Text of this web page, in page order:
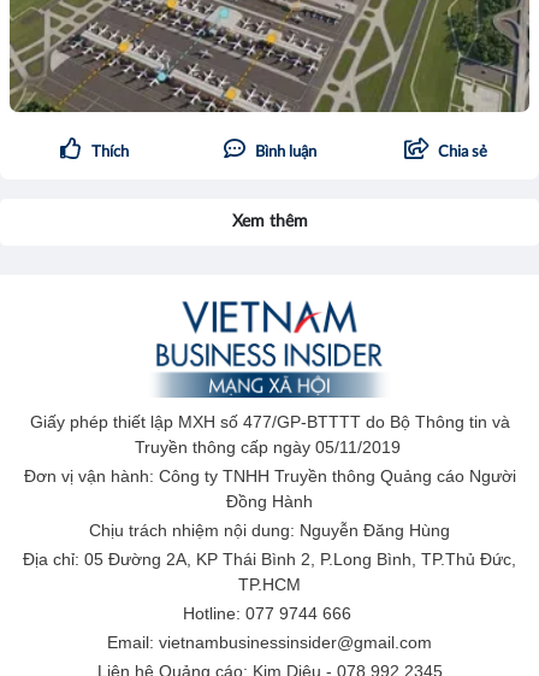
Thích Bình luận Chia sẻ
Xem thêm
Giấy phép thiết lập MXH số 477/GP-BTTTT do Bộ Thông tin và
Truyền thông cấp ngày 05/11/2019
Đơn vị vận hành: Công ty TNHH Truyền thông Quảng cáo Người
Đồng Hành
Chịu trách nhiệm nội dung: Nguyễn Đăng Hùng
Địa chỉ: 05 Đường 2A, KP Thái Bình 2, P.Long Bình, TP.Thủ Đức,
TP.HCM
Hotline: 077 9744 666
Email: vietnambusinessinsider@gmail.com
Liên hệ Quảng cáo: Kim Diệu - 078 992 2345